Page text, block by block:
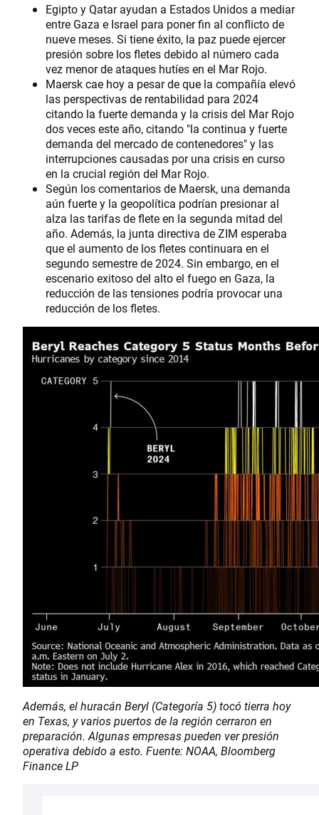
Egipto y Qatar ayudan a Estados Unidos a mediar
entre Gaza e Israel para poner fin al conflicto de
nueve meses. Si tiene éxito, la paz puede ejercer
presión sobre los fletes debido al número cada
vez menor de ataques hutíes en el Mar Rojo.
Maersk cae hoy a pesar de que la compañía elevó
las perspectivas de rentabilidad para 2024
citando la fuerte demanda y la crisis del Mar Rojo
dos veces este año, citando "la continua y fuerte
demanda del mercado de contenedores" y las
interrupciones causadas por una crisis en curso
en la crucial región del Mar Rojo.
Según los comentarios de Maersk, una demanda
aún fuerte y la geopolítica podrían presionar al
alza las tarifas de flete en la segunda mitad del
año. Además, la junta directiva de ZIM esperaba
que el aumento de los fletes continuara en el
segundo semestre de 2024. Sin embargo, en el
escenario exitoso del alto el fuego en Gaza, la
reducción de las tensiones podría provocar una
reducción de los fletes.
Además, el huracán Beryl (Categoría 5) tocó tierra hoy
en Texas, y varios puertos de la región cerraron en
preparación. Algunas empresas pueden ver presión
operativa debido a esto. Fuente: NOAA, Bloomberg
Finance LP